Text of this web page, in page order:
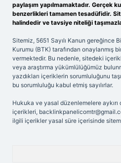
paylaşım yapılmamaktadır. Gerçek
benzerlikleri tamamen tesadüfidir.
halindedir ve tavsiye niteliği
Sitemiz, 5651 Sayılı Kanun gereğince
Kurumu (BTK) tarafından onaylanmış
vermektedir. Bu nedenle, sitedeki
veya araştırma yükümlülüğümüz
yazdıkları içeriklerin sorumluluğunu
bu sorumluluğu kabul etmiş sayılırlar.
Hukuka ve yasal düzenlemelere
içerikleri,
ilgili içerikler yasal süre içerisinde